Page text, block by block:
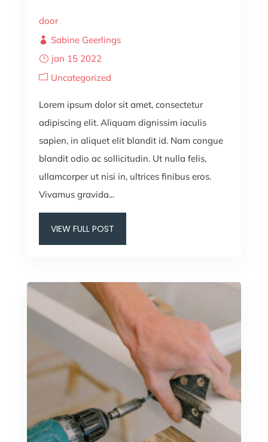
door
Sabine Geerlings
jan 15 2022
Uncategorized
Lorem ipsum dolor sit amet, consectetur
adipiscing elit. Aliquam dignissim iaculis
sapien, in aliquet elit blandit id. Nam congue
blandit odio ac sollicitudin. Ut nulla felis,
ullamcorper ut nisi in, ultrices finibus eros.
Vivamus gravida...
VIEW FULL POST